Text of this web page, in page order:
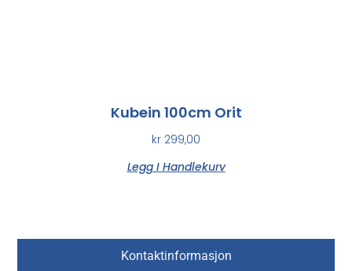
Kubein 100cm Orit
kr 299,00
Legg I Handlekurv
Kontaktinformasjon